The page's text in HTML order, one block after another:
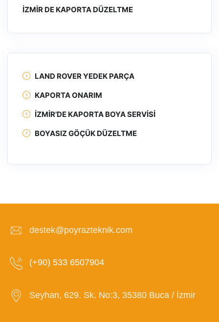
İZMIR DE KAPORTA DÜZELTME
LAND ROVER YEDEK PARÇA
KAPORTA ONARIM
İZMIR’DE KAPORTA BOYA SERVISI
BOYASIZ GÖÇÜK DÜZELTME
destek@poyrazteknik.com
(+90) 533 6507904
Seyhan, 629. Sk. No:3, 35380 Buca / İzmir